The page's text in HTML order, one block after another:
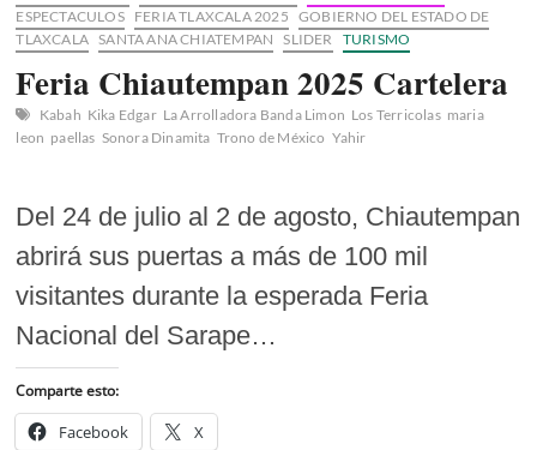
ESPECTACULOS
FERIA TLAXCALA 2025
GOBIERNO DEL ESTADO DE
TLAXCALA SANTA ANA CHIATEMPAN SLIDER TURISMO
Feria Chiautempan 2025 Cartelera
Kabah Kika Edgar La Arrolladora Banda Limon Los Terricolas maria
leon paellas Sonora Dinamita Trono de México Yahir
Del 24 de julio al 2 de agosto, Chiautempan
abrirá sus puertas a más de 100 mil
visitantes durante la esperada Feria
Nacional del Sarape…
Comparte esto:
Facebook X